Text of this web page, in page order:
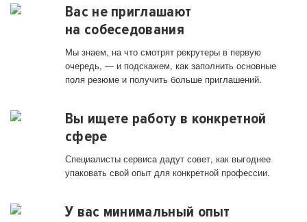
Вас не приглашают
на собеседования
Мы знаем, на что смотрят рекрутеры в первую
очередь, — и подскажем, как заполнить основные
поля резюме и получить больше приглашений.
Вы ищете работу в конкретной
сфере
Специалисты сервиса дадут совет, как выгоднее
упаковать свой опыт для конкретной профессии.
У вас минимальный опыт